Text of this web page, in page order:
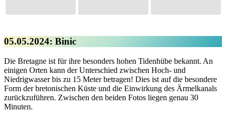
05.05.2024: Binic
Die Bretagne ist für ihre besonders hohen Tidenhübe bekannt. An
einigen Orten kann der Unterschied zwischen Hoch- und
Niedrigwasser bis zu 15 Meter betragen! Dies ist auf die besondere
Form der bretonischen Küste und die Einwirkung des Ärmelkanals
zurückzuführen. Zwischen den beiden Fotos liegen genau 30
Minuten.